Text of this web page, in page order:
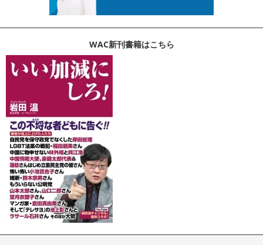
WAC新刊書籍はこちら